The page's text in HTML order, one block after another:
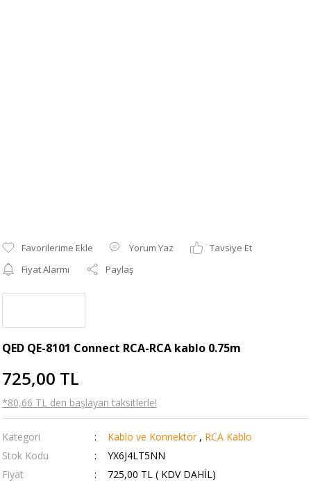
Yorum Yaz
Tavsiye Et
Fiyat Alarmı
Paylaş
QED QE-8101 Connect RCA-RCA kablo 0.75m
725,00 TL
*80,66 TL den başlayan taksitlerle!
Kategori Kablo ve Konnektör , RCA Kablo
Stok Kodu
YX6J4LT5NN
Fiyat
725,00 TL ( KDV DAHİL)